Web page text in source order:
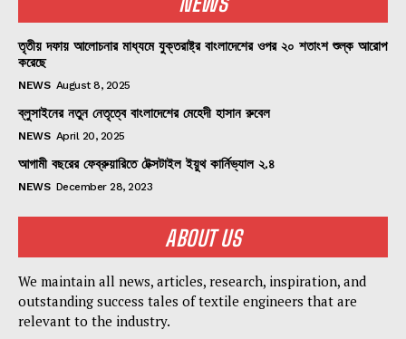
তৃতীয় দফায় আলোচনার মাধ্যমে যুক্তরাষ্ট্র বাংলাদেশের ওপর ২০ শতাংশ শুল্ক আরোপ
করেছে
NEWS August 8, 2025
ব্লুসাইনের নতুন নেতৃত্বে বাংলাদেশের মেহেদী হাসান রুবেল
NEWS April 20, 2025
আগামী বছরের ফেব্রুয়ারিতে টেক্সটাইল ইয়ুথ কার্নিভ্যাল ২.৪
NEWS December 28, 2023
ABOUT US
We maintain all news, articles, research, inspiration, and
outstanding success tales of textile engineers that are
relevant to the industry.